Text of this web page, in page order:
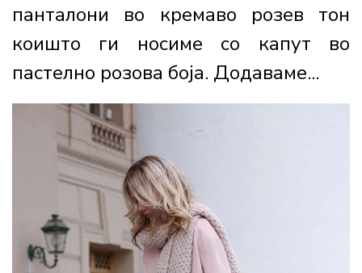
панталони во кремаво розев тон
коишто ги носиме со капут во
пастелно розова боја. Додаваме...